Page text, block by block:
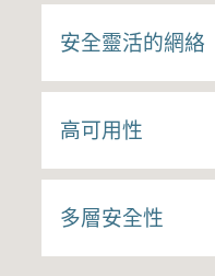
安全靈活的網絡
網絡隔離
隔離的
公司執行
高可用性
您可以在
多層安全性